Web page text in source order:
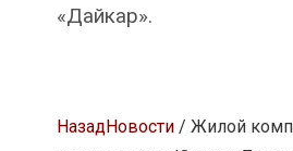
«Дайкар».
НазадНовости/ Жилой